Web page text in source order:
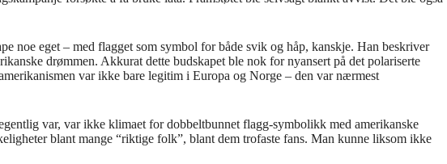
noe eget – med flagget som symbol for både svik og håp, kanskje. Han beskriver
drømmen. Akkurat dette budskapet ble nok for nyansert på det polariserte
var ikke bare legitim i Europa og Norge – den var nærmest
var, var ikke klimaet for dobbeltbunnet flagg-symbolikk med amerikanske
blant mange “riktige folk”, blant dem trofaste fans. Man kunne liksom ikke